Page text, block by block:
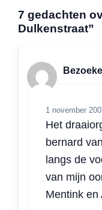
t
s
p
p
e
b
k
k
e
n
t
7 gedachten
Dulkenstraat”
1 november
Het
bernard
langs de
van mijn
Mentink en